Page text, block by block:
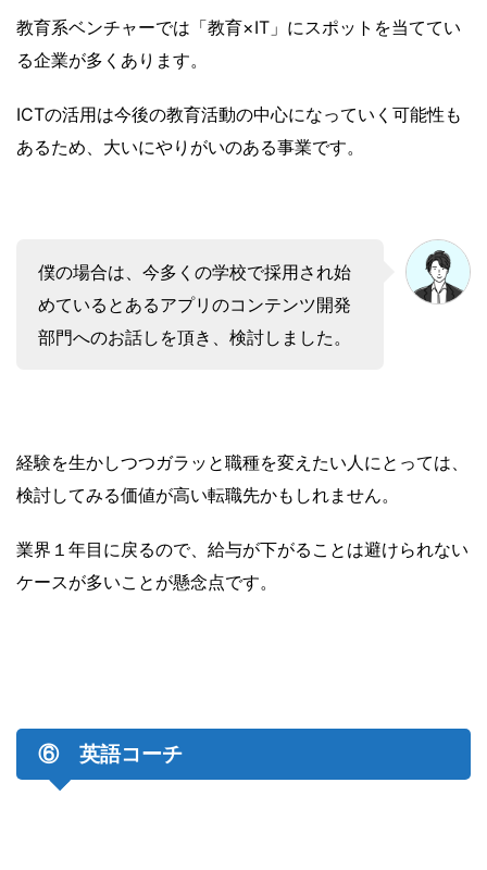
教育系ベンチャーでは「教育×IT」にスポットを当ててい
る企業が多くあります。
ICTの活用は今後の教育活動の中心になっていく可能性も
あるため、大いにやりがいのある事業です。
僕の場合は、今多くの学校で採用され始
めているとあるアプリのコンテンツ開発
部門へのお話しを頂き、検討しました。
経験を生かしつつガラッと職種を変えたい人にとっては、
検討してみる価値が高い転職先かもしれません。
業界１年目に戻るので、給与が下がることは避けられない
ケースが多いことが懸念点です。
⑥ 英語コーチ